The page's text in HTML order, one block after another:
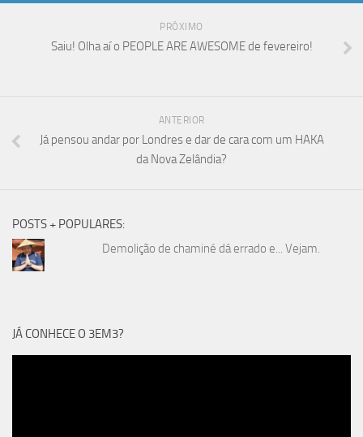
PRÓXIMO
Saiu! Olha aí o PEOPLE ARE AWESOME de fevereiro!
ANTERIOR
Já pensou andar por Londres e dar de cara com um HAKA
da Nova Zelândia?
POSTS + POPULARES:
Demolição de chaminé dá errado e... Vejam.
JÁ CONHECE O 3EM3?